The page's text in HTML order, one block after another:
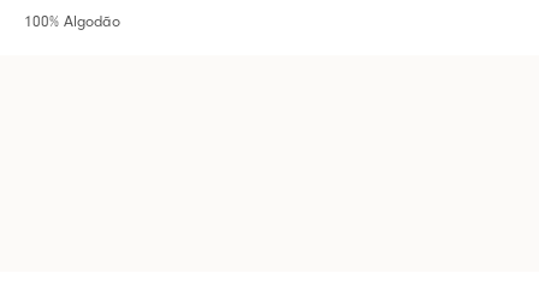
100% Algodão